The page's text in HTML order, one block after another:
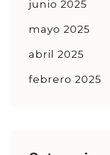
junio 2025
mayo 2025
abril 2025
febrero 2025